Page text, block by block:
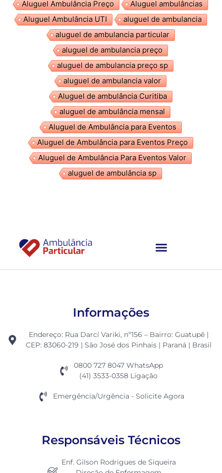
Aluguel Ambulância Preço
Aluguel ambulâncias
Aluguel Ambulância UTI
aluguel de ambulancia
aluguel de ambulancia particular
aluguel de ambulancia preço
aluguel de ambulancia preço sp
aluguel de ambulancia valor
Aluguel de ambulância Curitiba
aluguel de ambulância mensal
Aluguel de Ambulância para Eventos
Aluguel de Ambulância para Eventos Preço
Aluguel de Ambulância Para Eventos Valor
aluguel de ambulância sp
Informações
Endereço: Rua Darcí Variki, nº156 – Bairro: Guatupê |
CEP: 83060-219 | São José dos Pinhais | Paraná | Brasil
0800 727 8047 WhatsApp
(41) 3533-0358 Ligação
Emergência/Urgência - Solicite Agora
Responsáveis Técnicos
Enf. Gilson Rodrigues de Siqueira